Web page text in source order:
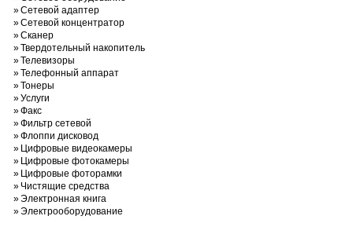
»Сетевой адаптер
»Сетевой концентратор
»Сканер
»Твердотельный накопитель
»Телевизоры
»Телефонный аппарат
»Тонеры
»Услуги
»Факс
»Фильтр сетевой
»Флоппи дисковод
» Цифровые видеокамеры
» Цифровые фотокамеры
» Цифровые фоторамки
» Чистящие средства
»Электронная книга
»Электрооборудование